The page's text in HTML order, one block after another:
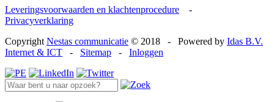
Leveringsvoorwaarden en klachtenprocedure
-
Privacyverklaring
Copyright Nestas communicatie © 2018 - Powered by Idas B.V.
Internet & ICT
- Sitemap - Inloggen